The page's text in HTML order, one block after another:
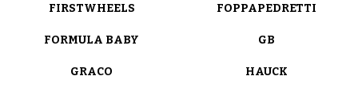
FIRSTWHEELS FOPPAPEDRETTI
FORMULA BABY GB
GRACO HAUCK